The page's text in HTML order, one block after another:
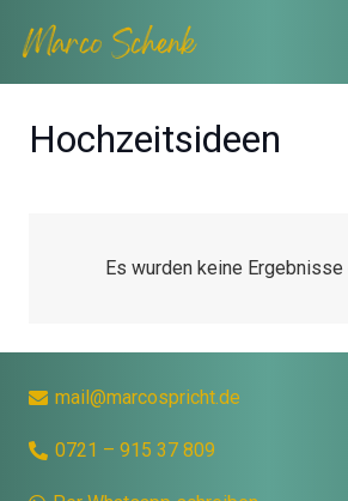
Hochzeitsideen
Es wurden keine Ergebnisse
mail@marcospricht.de
0721 – 915 37 809